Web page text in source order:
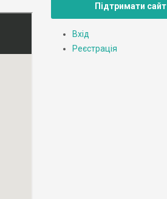
Підтримати сайт
Вхід
Реєстрація